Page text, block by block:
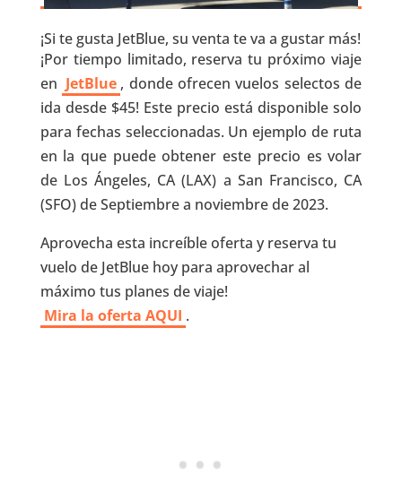
¡Si te gusta JetBlue, su venta te va a gustar más!
¡Por tiempo limitado, reserva tu próximo viaje
en JetBlue , donde ofrecen vuelos selectos de
ida desde $45! Este precio está disponible solo
para fechas seleccionadas. Un ejemplo de ruta
en la que puede obtener este precio es volar
de Los Ángeles, CA (LAX) a San Francisco, CA
(SFO) de Septiembre a noviembre de 2023.
Aprovecha esta increíble oferta y reserva tu
vuelo de JetBlue hoy para aprovechar al
máximo tus planes de viaje!
Mira la oferta AQUI .